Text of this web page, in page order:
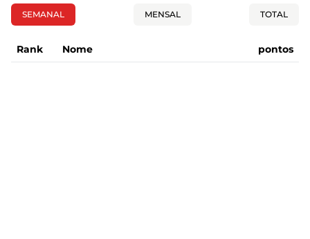
SEMANAL MENSAL TOTAL
Rank Nome pontos